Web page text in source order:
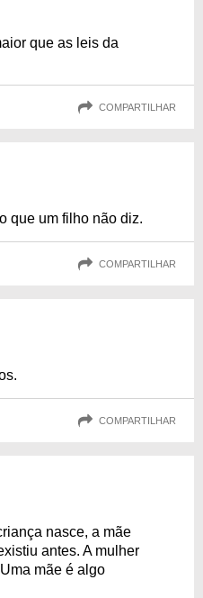
que as leis da
COMPARTILHAR
que um filho não diz.
COMPARTILHAR
COMPARTILHAR
nasce, a mãe
antes. A mulher
mãe é algo